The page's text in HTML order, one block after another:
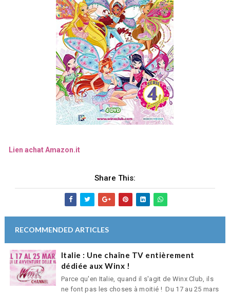
Lien achat Amazon.it
Share This:
RECOMMENDED ARTICLES
Italie : Une chaîne TV entièrement
dédiée aux Winx !
Parce qu'en Italie, quand il s'agit de Winx Club, ils
ne font pas les choses à moitié ! Du 17 au 25 mars